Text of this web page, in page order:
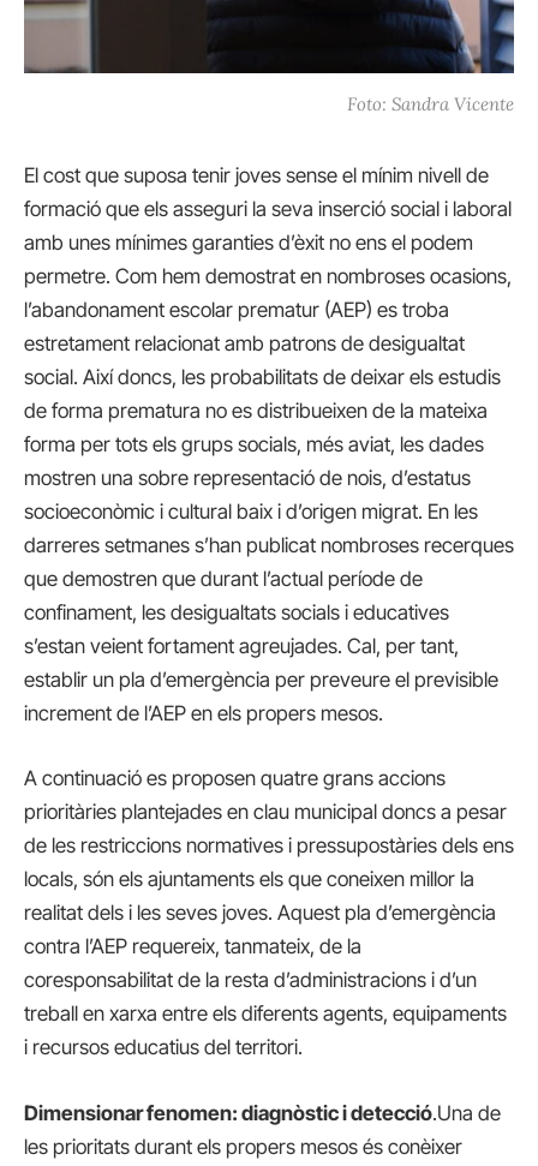
Foto: Sandra Vicente
El cost que suposa tenir joves sense el mínim nivell de
formació que els asseguri la seva inserció social i laboral
amb unes mínimes garanties d’èxit no ens el podem
permetre. Com hem demostrat en nombroses ocasions,
l’abandonament escolar prematur (AEP) es troba
estretament relacionat amb patrons de desigualtat
social. Així doncs, les probabilitats de deixar els estudis
de forma prematura no es distribueixen de la mateixa
forma per tots els grups socials, més aviat, les dades
mostren una sobre representació de nois, d’estatus
socioeconòmic i cultural baix i d’origen migrat. En les
darreres setmanes s’han publicat nombroses recerques
que demostren que durant l’actual període de
confinament, les desigualtats socials i educatives
s’estan veient fortament agreujades. Cal, per tant,
establir un pla d’emergència per preveure el previsible
increment de l’AEP en els propers mesos.
A continuació es proposen quatre grans accions
prioritàries plantejades en clau municipal doncs a pesar
de les restriccions normatives i pressupostàries dels ens
locals, són els ajuntaments els que coneixen millor la
realitat dels i les seves joves. Aquest pla d’emergència
contra l’AEP requereix, tanmateix, de la
coresponsabilitat de la resta d’administracions i d’un
treball en xarxa entre els diferents agents, equipaments
i recursos educatius del territori.
Dimensionar fenomen: diagnòstic i detecció.Una de
les prioritats durant els propers mesos és conèixer